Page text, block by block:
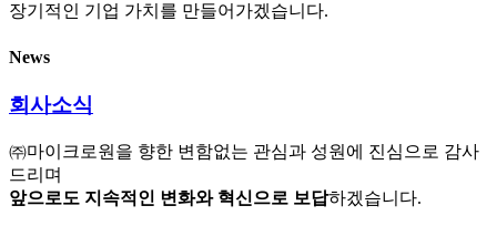
장기적인 기업 가치를 만들어가겠습니다.
News
회사소식
㈜마이크로원을 향한 변함없는 관심과 성원에 진심으로 감사
드리며
앞으로도 지속적인 변화와 혁신으로 보답하겠습니다.